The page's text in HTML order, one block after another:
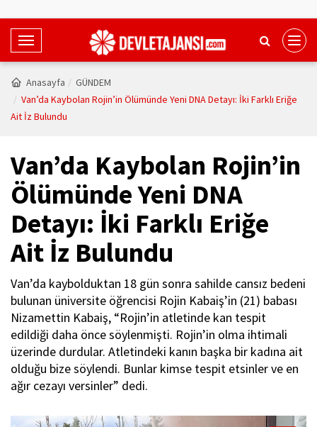
T
o
g
g
l
a
i
a
t
i
o
n
Anasayfa
GÜNDEM
Van’da Kaybolan Rojin’in Ölümünde Yeni DNA Detayı: İki Farklı Eriğe
Ait İz Bulundu
Van’da Kaybolan Rojin’in
Ölümünde Yeni DNA
Detayı: İki Farklı Eriğe
Ait İz Bulundu
Van’da kaybolduktan 18 gün sonra sahilde cansız bedeni
bulunan üniversite öğrencisi Rojin Kabaiş’in (21) babası
Nizamettin Kabaiş, “Rojin’in atletinde kan tespit
edildiği daha önce söylenmişti. Rojin’in olma ihtimali
üzerinde durdular. Atletindeki kanın başka bir kadına ait
olduğu bize söylendi. Bunlar kimse tespit etsinler ve en
ağır cezayı versinler” dedi.